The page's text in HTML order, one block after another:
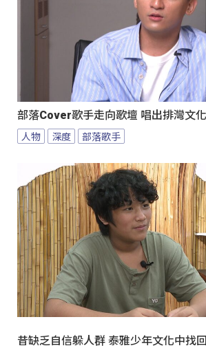
部落Cover歌手走向歌壇 唱出排灣文
人物 深度 部落歌手
昔缺乏自信躲人群 泰雅少年文化中找